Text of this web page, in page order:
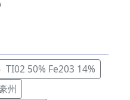
TI02 50% Fe203 14%
州